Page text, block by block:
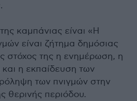
καμπάνιας είναι «Η
είναι ζήτημα δημόσιας
στόχος της η ενημέρωση, η
η εκπαίδευση των
των πνιγμών στην
θερινής περιόδου.